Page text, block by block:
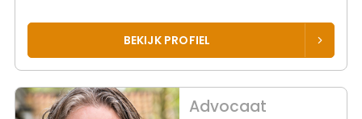
BEKIJK PROFIEL
Advocaat